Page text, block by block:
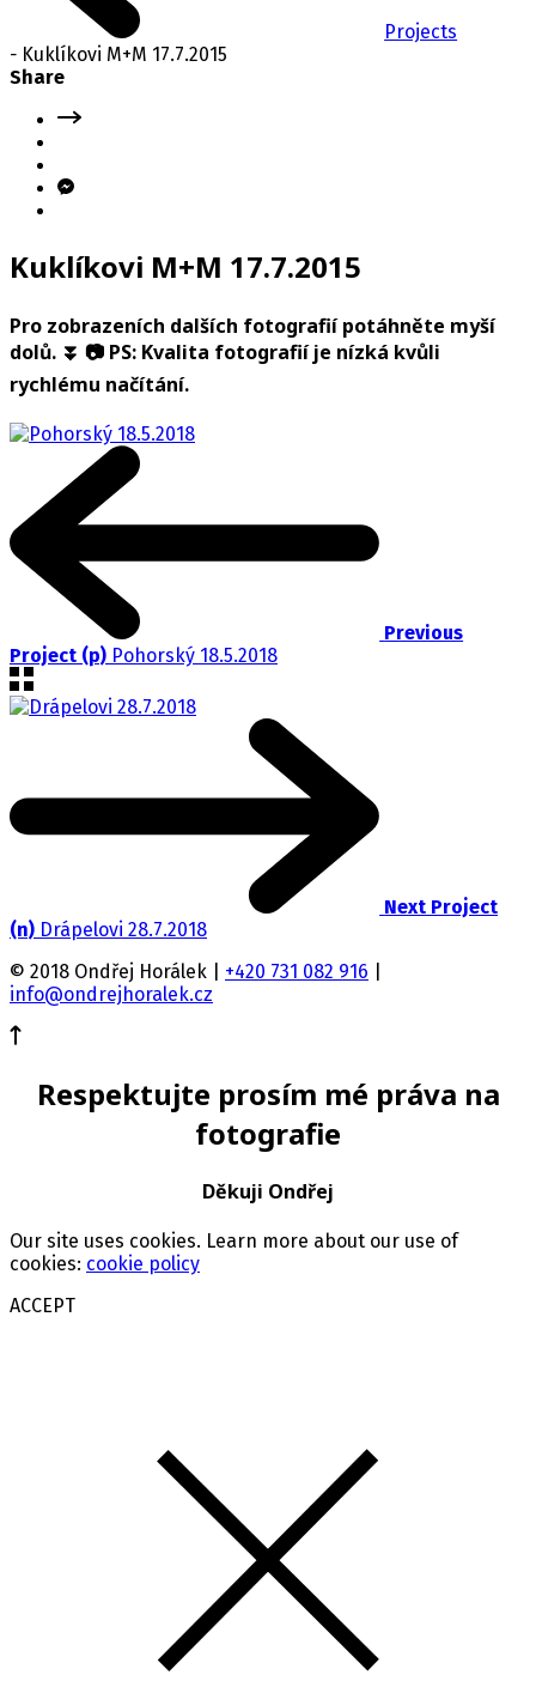
Projects
- Kuklíkovi M+M 17.7.2015
Share
Kuklíkovi M+M 17.7.2015
Pro zobrazeních dalších fotografií potáhněte myší
dolů. ⏬ 📷 PS: Kvalita fotografií je nízká kvůli
rychlému načítání.
Previous
Project (p) Pohorský 18.5.2018
Next Project
(n) Drápelovi 28.7.2018
© 2018 Ondřej Horálek | +420 731 082 916
info@ondrejhoralek.cz
Respektujte prosím mé práva na
fotografie
Děkuji Ondřej
Our site uses cookies. Learn more about our use of
cookies: cookie policy
ACCEPT